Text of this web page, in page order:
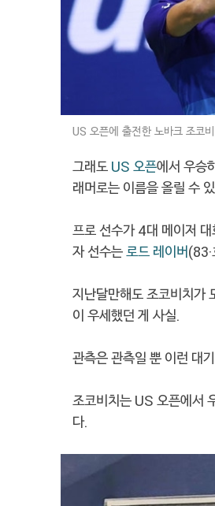
US 오픈에 출전한 노바크 조코
그래도 US 오픈에서 우승
래머로는 이름을 올릴 수
프로 선수가 4대 메이저
자 선수는로드 레이버
지난달만해도 조코비치가
이 우세했던 게 사실.
관측은 관측일 뿐 이런 대
조코비치는 US 오픈에서
다.